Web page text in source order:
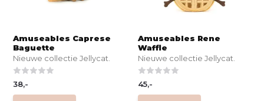
Amuseables Caprese
Baguette
Nieuwe collectie Jellycat.
38,-
Amuseables Rene
Waffle
Nieuwe collectie Jellycat.
45,-